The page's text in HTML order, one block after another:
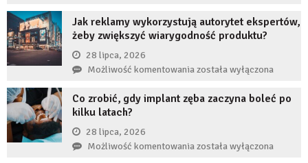
uzupełnię
implantem?
JDG
chroni
przed
komornikiem?
Jak reklamy wykorzystują autorytet ekspertów,
żeby zwiększyć wiarygodność produktu?
28 lipca, 2026
Możliwość komentowaniaJak
wykorzystują
żeby
zwiększyć
została wyłączona
Co zrobić, gdy implant zęba zaczyna boleć po
kilku latach?
28 lipca, 2026
Możliwość komentowaniaCo
została wyłączona